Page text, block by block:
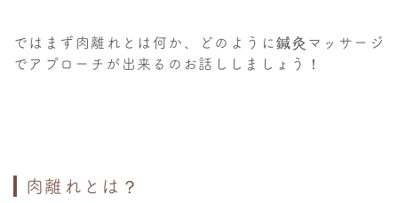
ではまず肉離れとは何か、どのように鍼灸マッサージ
でアプローチが出来るのお話ししましょう！
肉離れとは？